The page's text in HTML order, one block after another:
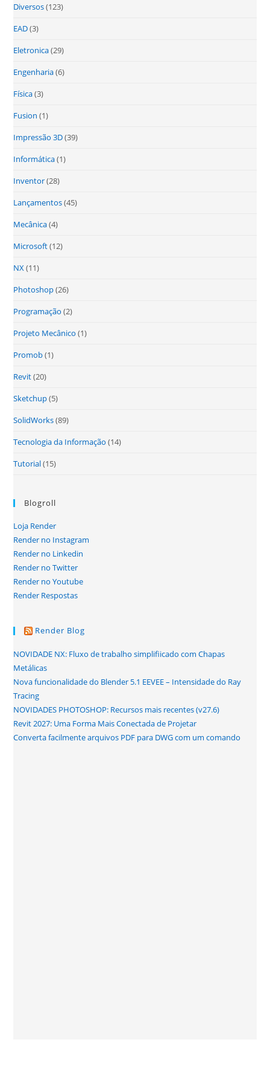
Diversos(123)
EAD(3)
Eletronica(29)
Engenharia(6)
Física(3)
Fusion (1)
Impressão 3D(39)
Informática(1)
Inventor(28)
Lançamentos(45)
Mecânica(4)
Microsoft(12)
NX(11)
Photoshop(26)
Programação (2)
Projeto Mecânico (1)
Promob(1)
Revit(20)
Sketchup(5)
SolidWorks(89)
Tecnologia da Informação (14)
Tutorial(15)
Blogroll
Loja Render
Render no Instagram
Render no Linkedin
Render no Twitter
Render no Youtube
Render Respostas
Render Blog
NOVIDADE NX: Fluxo de trabalho simplifiicado com Chapas
Metálicas
Nova funcionalidade do Blender 5.1 EEVEE – Intensidade do Ray
Tracing
NOVIDADES PHOTOSHOP: Recursos mais recentes (v27.6)
Revit 2027: Uma Forma Mais Conectada de Projetar
Converta facilmente arquivos PDF para DWG com um comando